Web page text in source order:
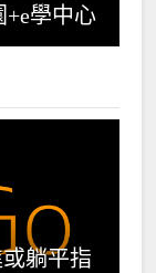
+e學中心
躺平指